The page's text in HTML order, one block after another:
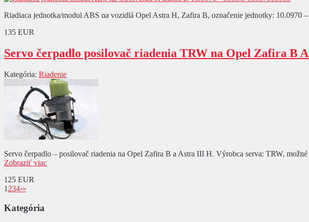
Riadiaca jednotka/modul ABS na vozidlá Opel Astra H, Zafira B, označenie jednotky: 10.0970
135 EUR
Servo čerpadlo posilovač riadenia TRW na Opel Zafira B
Kategória: Riadenie
Servo čerpadlo – posilovač riadenia na Opel Zafira B a Astra III H. Výrobca serva: TRW,
Zobraziť viac
125 EUR
1 234›»
Kategória